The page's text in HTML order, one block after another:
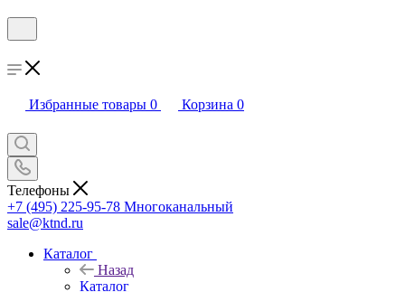
Избранные товары 0 Корзина 0
Телефоны
+7 (495) 225-95-78 Многоканальный
sale@ktnd.ru
Каталог
Назад
Каталог